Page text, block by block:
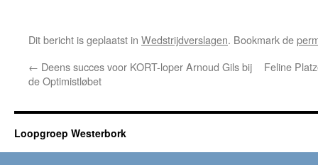
Dit bericht is geplaatst in Wedstrijdverslagen. Bookmark de
← Deens succes voor KORT-loper Arnoud Gils bij
de Optimistløbet
Feline
Loopgroep Westerbork